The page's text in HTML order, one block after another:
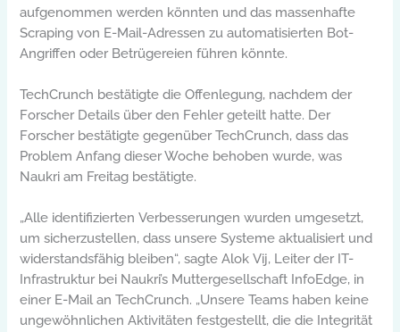
aufgenommen werden könnten und das massenhafte
Scraping von E-Mail-Adressen zu automatisierten Bot-
Angriffen oder Betrügereien führen könnte.
TechCrunch bestätigte die Offenlegung, nachdem der
Forscher Details über den Fehler geteilt hatte. Der
Forscher bestätigte gegenüber TechCrunch, dass das
Problem Anfang dieser Woche behoben wurde, was
Naukri am Freitag bestätigte.
„Alle identifizierten Verbesserungen wurden umgesetzt,
um sicherzustellen, dass unsere Systeme aktualisiert und
widerstandsfähig bleiben“, sagte Alok Vij, Leiter der IT-
Infrastruktur bei Naukri’s Muttergesellschaft InfoEdge, in
einer E-Mail an TechCrunch. „Unsere Teams haben keine
ungewöhnlichen Aktivitäten festgestellt, die die Integrität